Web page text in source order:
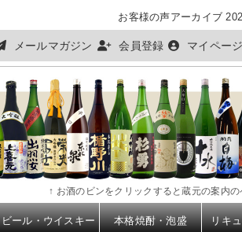
お客様の声アーカイブ
メールマガジン 会員登録 マイページ
↑ お酒のビンをクリックすると蔵元の案内
ビール・ウイスキー 本格焼酎・泡盛 リキ